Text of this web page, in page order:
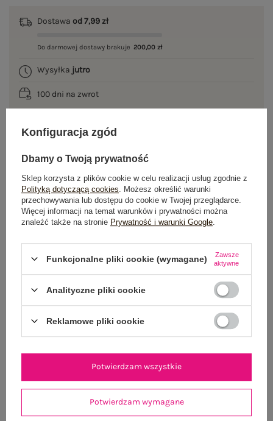
Dostawa od 7,99 zł
Do darmowej dostawy brakuje 200,00 zł
Wysyłka jutro
100 dni na zwrot
GŁÓWNE PARAMETRY
OPINIE O PRODUKCIE (0)
ZWROTY I REKLAMACJE
OSTATNIO OGLĄDANE
Zobacz wszystko
Konfiguracja zgód
Dbamy o Twoją prywatność
Sklep korzysta z plików cookie w celu realizacji usług zgodnie z
Polityką dotyczącą cookies . Możesz określić warunki
przechowywania lub dostępu do cookie w Twojej przeglądarce.
Więcej informacji na temat warunków i prywatności można
znaleźć także na stronie Prywatność i warunki Google
Funkcjonalne pliki cookie (wymagane)
Zawsze
aktywne
Analityczne pliki cookie
Reklamowe pliki cookie
Potwierdzam wymagane
Potwierdzam wszystkie